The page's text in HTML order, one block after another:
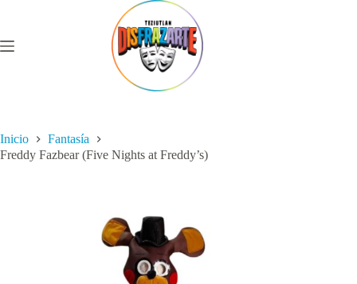
Inicio
Fantasía
Freddy Fazbear (Five Nights at Freddy’s)